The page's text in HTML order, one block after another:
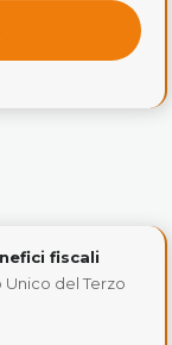
fiscali
del Terzo